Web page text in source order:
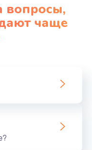
вопросы,
чаще